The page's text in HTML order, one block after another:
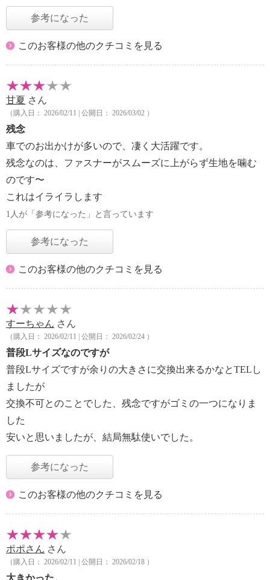
参考になった
このお客様の他のクチコミを見る
甘夏 さん
（購入日： 2026/02/11 | 公開日： 2026/03/02 ）
残念
車でのお出かけが多いので、凄く大活躍です。
残念なのは、ファスナーがスムーズに上がらず生地を噛む
のです〜
これはイライラします
1人が「参考になった」と言っています
参考になった
このお客様の他のクチコミを見る
すーちゃん さん
（購入日： 2026/02/11 | 公開日： 2026/02/24 ）
普段Lサイズなのですが
普段Lサイズですが余りの大きさに交換出来るかなとTELし
ましたが
交換不可とのことでした、残念ですがゴミの一つになりま
した
安いと思いましたが、結局無駄使いでした。
参考になった
このお客様の他のクチコミを見る
ポポさん さん
（購入日： 2026/02/11 | 公開日： 2026/02/18 ）
大きかった。